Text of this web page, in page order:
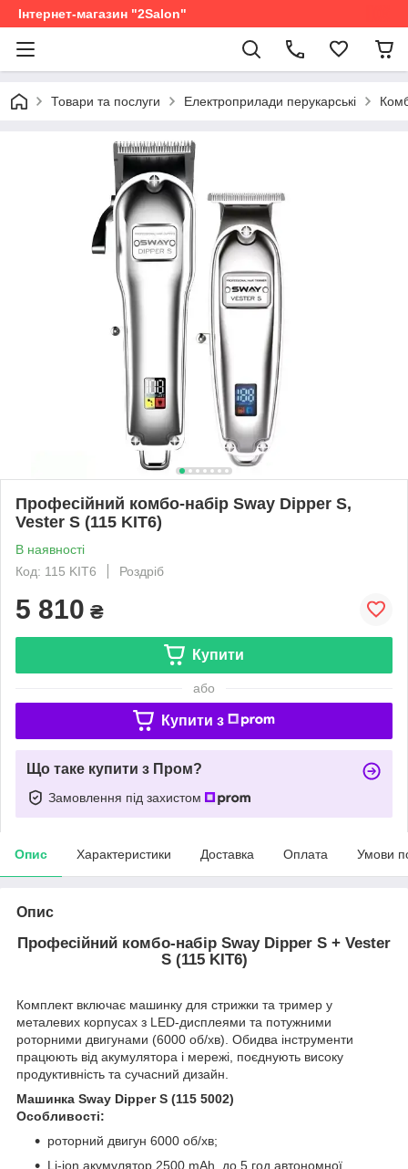
Інтернет-магазин "2Salon"
Товари та послуги Електроприлади перукарські
Професійний комбо-набір Sway Dipper S,
Vester S (115 KIT6)
В наявності
Код: 115 KIT6
Роздріб
5 810 ₴
Купити
або
Купити з
Що таке купити з Пром?
Замовлення під захистом
Опис Характеристики Доставка Оплата Умови
Опис
Професійний комбо-набір Sway Dipper S + Vester
S (115 KIT6)
Комплект включає машинку для стрижки та тример у
металевих корпусах з LED-дисплеями та потужними
роторними двигунами (6000 об/хв). Обидва інструменти
працюють від акумулятора і мережі, поєднують високу
продуктивність та сучасний дизайн.
Машинка Sway Dipper S (115 5002)
Особливості:
роторний двигун 6000 об/хв;
Li-ion акумулятор 2500 mAh, до 5 год автономної